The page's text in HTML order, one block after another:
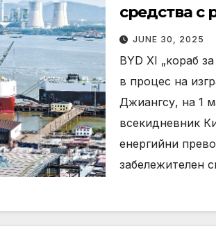
средства с
JUNE 30, 2025
BYD XI „кораб
в процес на
Джиангсу, на 1
всекидневник
енергийни
забележителен